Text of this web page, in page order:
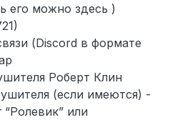
его можно здесь )
(Discord в формате
Роберт Клин
(если имеются) -
или